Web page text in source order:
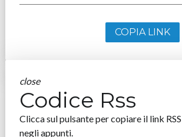
COPIA LINK
close
Codice Rss
Clicca sul pulsante per copiare il link RSS
negli appunti.